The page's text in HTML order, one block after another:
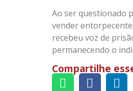
Ao ser questionado
vender
recebeu voz de
permanecendo o
Compartilhe